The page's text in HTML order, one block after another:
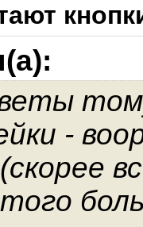
-
Помощники